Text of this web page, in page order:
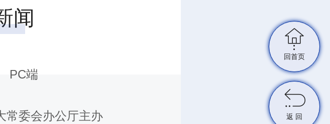
当坚持中国共产
自治、法治、德
理、依法治理、
闻
PC端
常委会办公厅主办

回首页

返 回